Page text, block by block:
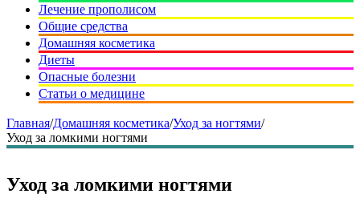
Лечение прополисом
Общие средства
Домашняя косметика
Диеты
Опасные болезни
Статьи о медицине
Главная/Домашняя косметика/Уход за ногтями/
Уход за ломкими ногтями
Уход за ломкими ногтями